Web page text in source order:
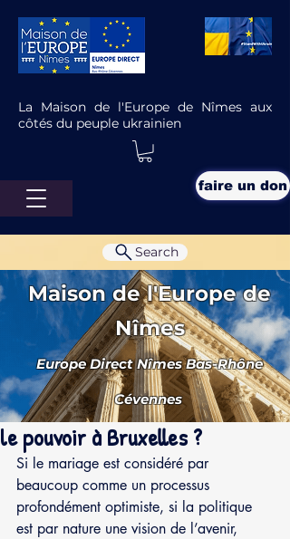
La Maison de l'Europe de Nîmes aux
côtés du peuple ukrainien
faire un don
Maison de l'Europe de
Nîmes
Europe Direct Nîmes Bas-Rhône
Cévennes
Search
Tribune : 2021, le parti
“EUROPTIMISTE” va-t-il prendre
le pouvoir à Bruxelles ?
Si le mariage est considéré par
beaucoup comme un processus
profondément optimiste, si la politique
est par nature une vision de l’avenir,